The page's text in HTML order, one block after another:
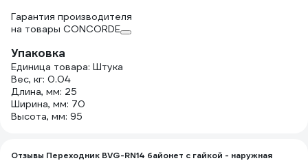
Гарантия производителя
на товары CONCORDE
Упаковка
Единица товара: Штука
Вес, кг: 0.04
Длина, мм: 25
Ширина, мм: 70
Высота, мм: 95
Отзывы Переходник BVG-RN14 байонет с гайкой - наружная